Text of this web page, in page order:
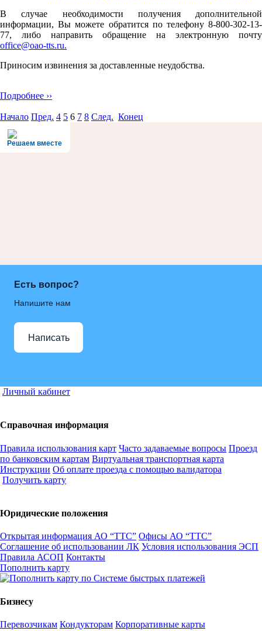
В случае необходимости получения дополнительной
информации, Вы можете обратится по телефону 8-800-302-13-
77, либо направить обращение на электронную почту
office@oao-tts.ru.
Приносим извинения за доставленные неудобства.
Подробнее ››
Начало Пред. 4 5 6 7 8 След. Конец
Решаем вместе
Есть вопрос?
Напишите нам
Написать
Личный кабинет
Справочная информация
Правила использования карт Часто задаваемые вопросы Проезд
по банковским картам Виртуальная транспортная карта
Инструкции Об оплате проезда с помощью валидатора
Получить карту
Юридические положения
Открытая информация АО “ТТС” Офисы АО “ТТС”
Соглашение об использовании ЛК Условия использования ЭСП
Правила АСОП Контакты
Пополнить карту
Бизнесу
Перевозчикам Кондукторам Корпоративные карты